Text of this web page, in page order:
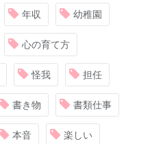
年収 幼稚園
心の育て方
怪我 担任
書き物 書類仕事
本音 楽しい